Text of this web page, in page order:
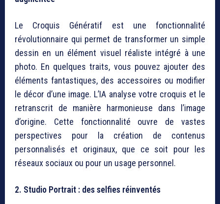
Le Croquis Génératif est une fonctionnalité
révolutionnaire qui permet de transformer un simple
dessin en un élément visuel réaliste intégré à une
photo. En quelques traits, vous pouvez ajouter des
éléments fantastiques, des accessoires ou modifier
le décor d’une image. L’IA analyse votre croquis et le
retranscrit de manière harmonieuse dans l’image
d’origine. Cette fonctionnalité ouvre de vastes
perspectives pour la création de contenus
personnalisés et originaux, que ce soit pour les
réseaux sociaux ou pour un usage personnel.
2. Studio Portrait : des selfies réinventés